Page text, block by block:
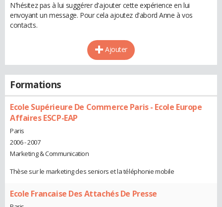
N'hésitez pas à lui suggérer d'ajouter cette expérience en lui
envoyant un message. Pour cela ajoutez d'abord Anne à vos
contacts.
Ajouter
Formations
Ecole Supérieure De Commerce Paris - Ecole Europe
Affaires ESCP-EAP
Paris
2006 - 2007
Marketing & Communication
Thèse sur le marketing des seniors et la téléphonie mobile
Ecole Francaise Des Attachés De Presse